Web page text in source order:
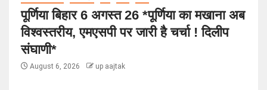
पूर्णिया बिहार 6 अगस्त 26 *पूर्णिया का मखाना अब
विश्वस्तरीय, एमएसपी पर जारी है चर्चा ! दिलीप
संघाणी*
August 6, 2026 up aajtak